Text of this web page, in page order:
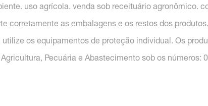
uso agrícola. venda sob receituário agronômico.
corretamente as embalagens e os restos dos
os equipamentos de proteção individual. Os
Pecuária e Abastecimento sob os números: